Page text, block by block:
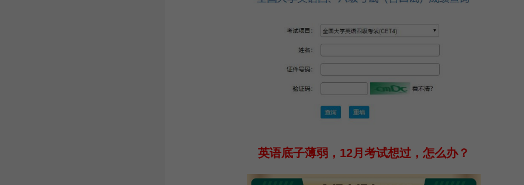
英语底子薄弱，12月考试想过，怎么办？